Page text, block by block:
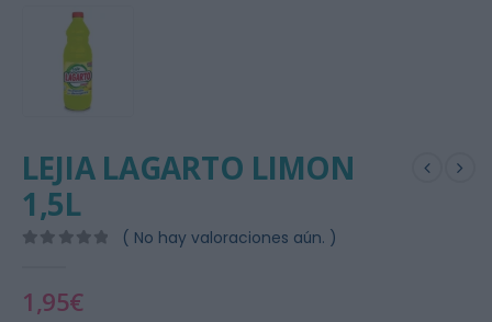
LEJIA LAGARTO LIMON
1,5L
( No hay valoraciones aún. )
1,95€